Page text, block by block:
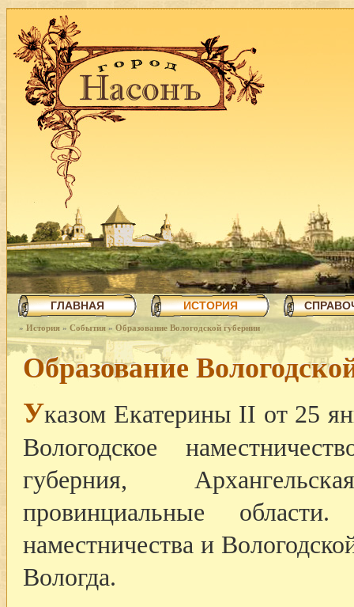
ГЛАВНАЯ ИСТОРИЯ
» История » События » Образование Вологодской губернии
Образование
Указом Екатерины II от 25
Вологодское
губерния,
провинциальные
наместничества и
Вологда.